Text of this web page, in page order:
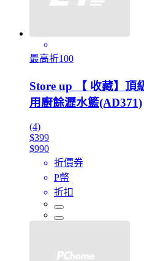
最高折100
Store up 【 收藏】頂
用廚餘瀝水籃(AD371)
(4)
$399
$990
折價券
P幣
折扣